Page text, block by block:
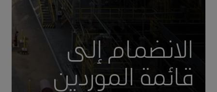
الانضمام إلى
قائمة الموردين